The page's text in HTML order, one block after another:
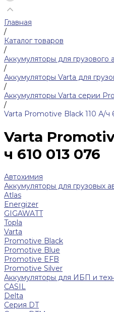
Главная
/
Каталог товаров
/
Аккумуляторы для грузового
/
Аккумуляторы Varta для
/
Аккумуляторы Varta серии
/
Varta Promotive Black 110 А/ч
Varta
ч 610 013 076
Автохимия
Аккумуляторы для грузовых
Atlas
Energizer
GIGAWATT
Topla
Varta
Promotive Black
Promotive Blue
Promotive EFB
Promotive Silver
Аккумуляторы для ИБП и
CASIL
Delta
Серия DT